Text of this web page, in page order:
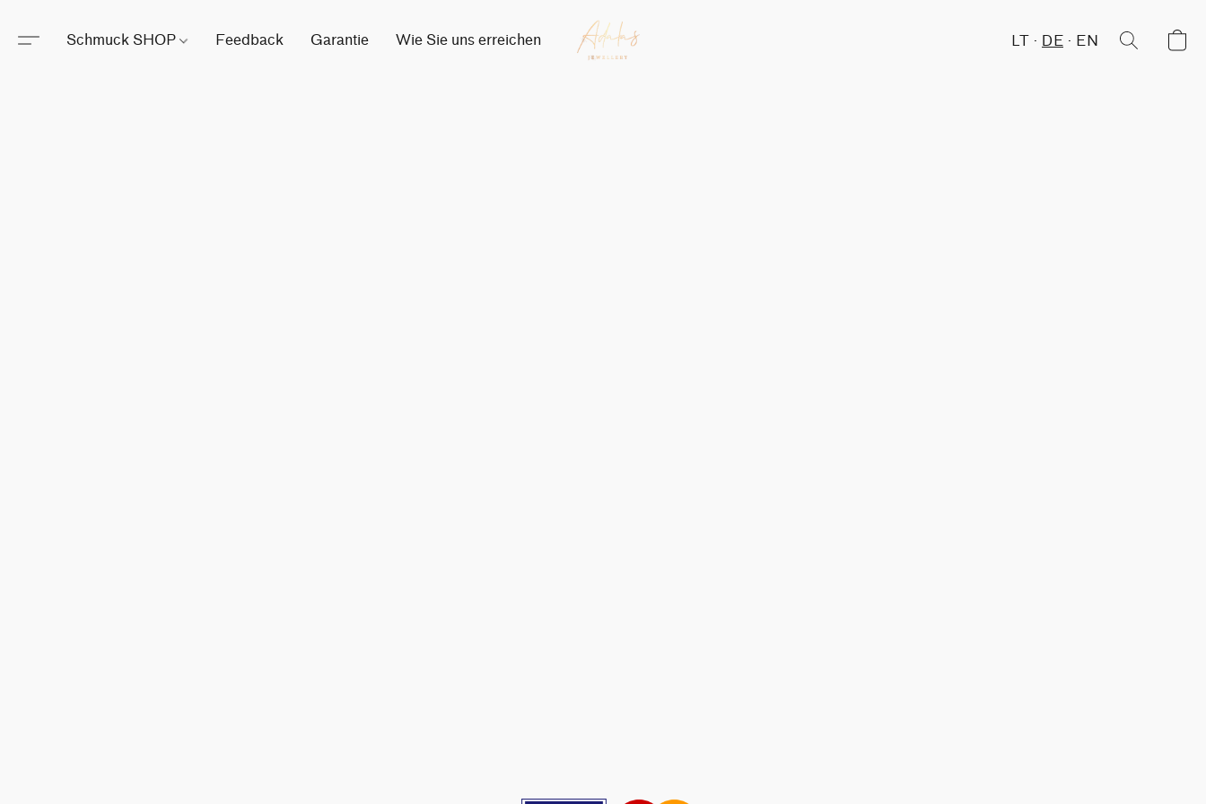
Schmuck SHOP Feedback Garantie Wie Sie uns erreichen LT DE EN